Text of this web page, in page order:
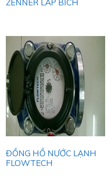
ZENNER LẮP BÍCH
ĐỒNG HỒ NƯỚC LẠNH
FLOWTECH